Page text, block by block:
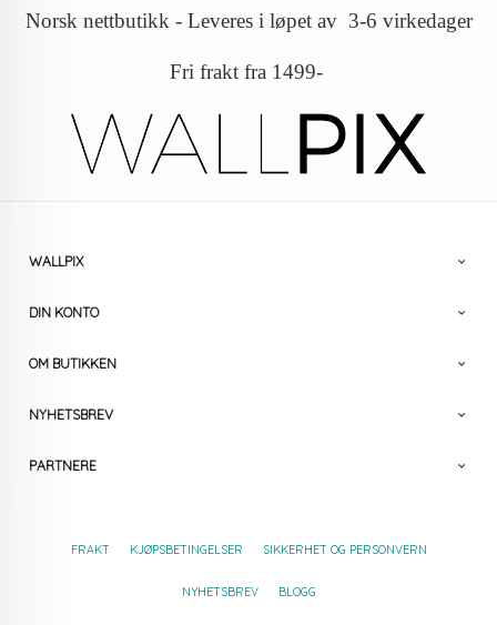
Norsk nettbutikk - Leveres i løpet av 3-6 virkedager
Fri frakt fra 1499-
WALLPIX
DIN KONTO
OM BUTIKKEN
NYHETSBREV
PARTNERE
FRAKT KJØPSBETINGELSER SIKKERHET OG PERSONVERN
NYHETSBREV BLOGG